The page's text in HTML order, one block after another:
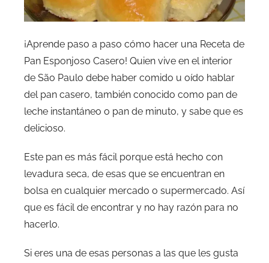
¡Aprende paso a paso cómo hacer una Receta de
Pan Esponjoso Casero! Quien vive en el interior
de São Paulo debe haber comido u oído hablar
del pan casero, también conocido como pan de
leche instantáneo o pan de minuto, y sabe que es
delicioso.
Este pan es más fácil porque está hecho con
levadura seca, de esas que se encuentran en
bolsa en cualquier mercado o supermercado. Así
que es fácil de encontrar y no hay razón para no
hacerlo.
Si eres una de esas personas a las que les gusta